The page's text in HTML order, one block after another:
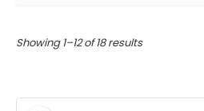
Showing 1–12 of 18 results